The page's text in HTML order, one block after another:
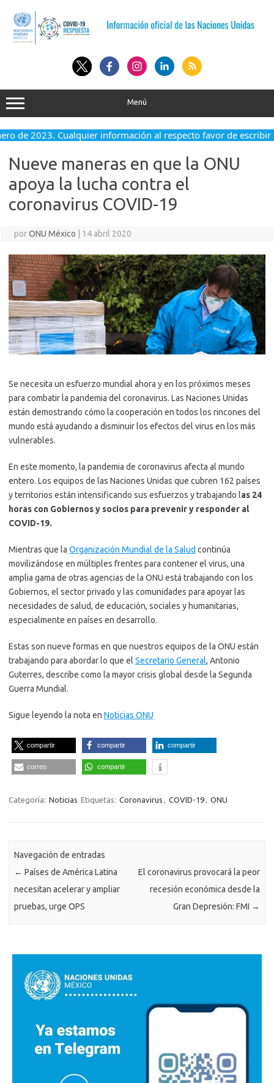
contenido
Menú
de 2023. Cualquier información al respecto favor de escribir
Nueve maneras en que la ONU
apoya la lucha contra el
coronavirus COVID-19
porONU México 14 abril 2020
Se necesita un esfuerzo mundial ahora y en los próximos meses
para combatir la pandemia del coronavirus. Las Naciones Unidas
están demostrando cómo la cooperación en todos los rincones del
mundo está ayudando a disminuir los efectos del virus en los más
vulnerables.
En este momento, la pandemia de coronavirus afecta al mundo
entero. Los equipos de las Naciones Unidas que cubren 162 países
y territorios están intensificando sus esfuerzos y trabajando las 24
horas con Gobiernos y socios para prevenir y responder al
COVID-19.
Mientras que la Organización Mundial de la Salud continúa
movilizándose en múltiples frentes para contener el virus, una
amplia gama de otras agencias de la ONU está trabajando con los
Gobiernos, el sector privado y las comunidades para apoyar las
necesidades de salud, de educación, sociales y humanitarias,
especialmente en países en desarrollo.
Estas son nueve formas en que nuestros equipos de la ONU están
trabajando para abordar lo que el Secretario General, Antonio
Guterres, describe como la mayor crisis global desde la Segunda
Guerra Mundial.
Sigue leyendo la nota en Noticias ONU
compartir compartir compartir
correo compartir
Categoría: Noticias Etiquetas: Coronavirus , COVID-19, ONU
Navegación de entradas
← Países de América Latina
necesitan acelerar y ampliar
pruebas, urge OPS
El coronavirus provocará la peor
recesión económica desde la
Gran Depresión: FMI →